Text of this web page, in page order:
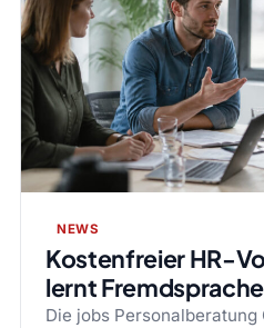
NEWS
Kostenfreier HR-
lernt
Die jobs Personalberatung